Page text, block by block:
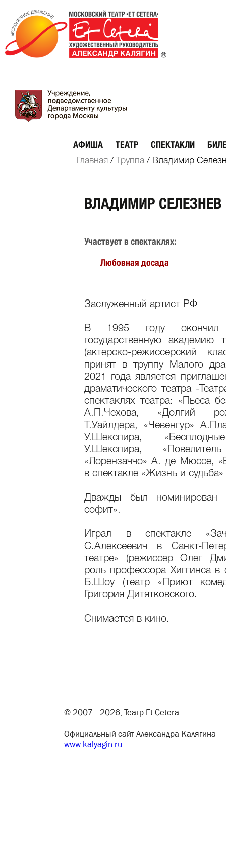
АФИША ТЕАТР СПЕКТАКЛИ
Главная / Труппа / Владимир
ВЛАДИМИР СЕЛЕЗНЕВ
Участвует в спектаклях:
Любовная досада
Заслуженный артист РФ
В 1995 году окончил
государственную академию
(актерско-режиссерский
принят в труппу Малого
2021 года является
драматического театра -
спектаклях театра: «Пьеса
А.П.Чехова, «Долгий
Т.Уайлдера, «Чевенгур»
У.Шекспира,
У.Шекспира,
«Лорензаччо» А. де Мюссе,
в спектакле «Жизнь и
Дважды был номинирован
софит».
Играл в спектакле
С.Алексеевич в Санкт-
театре» (режиссер Олег
роль профессора Хиггинса в
Б.Шоу (театр «Приют
Григория Дитятковского.
Снимается в кино.
© 2007– 2026, Театр Et Cetera
Официальный сайт Александра Калягина
www.kalyagin.ru